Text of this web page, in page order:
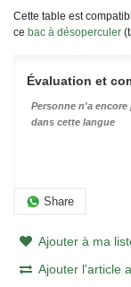
Cette table est
ce bac à désoperculer
Évaluation et
Personne n'a
dans cette langue
Share
Ajouter à ma
Ajouter l'article